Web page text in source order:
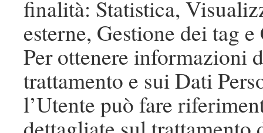
finalità: Statistica,
esterne, Gestione dei tag
Per ottenere informazioni
trattamento e sui Dati
l’Utente può fare